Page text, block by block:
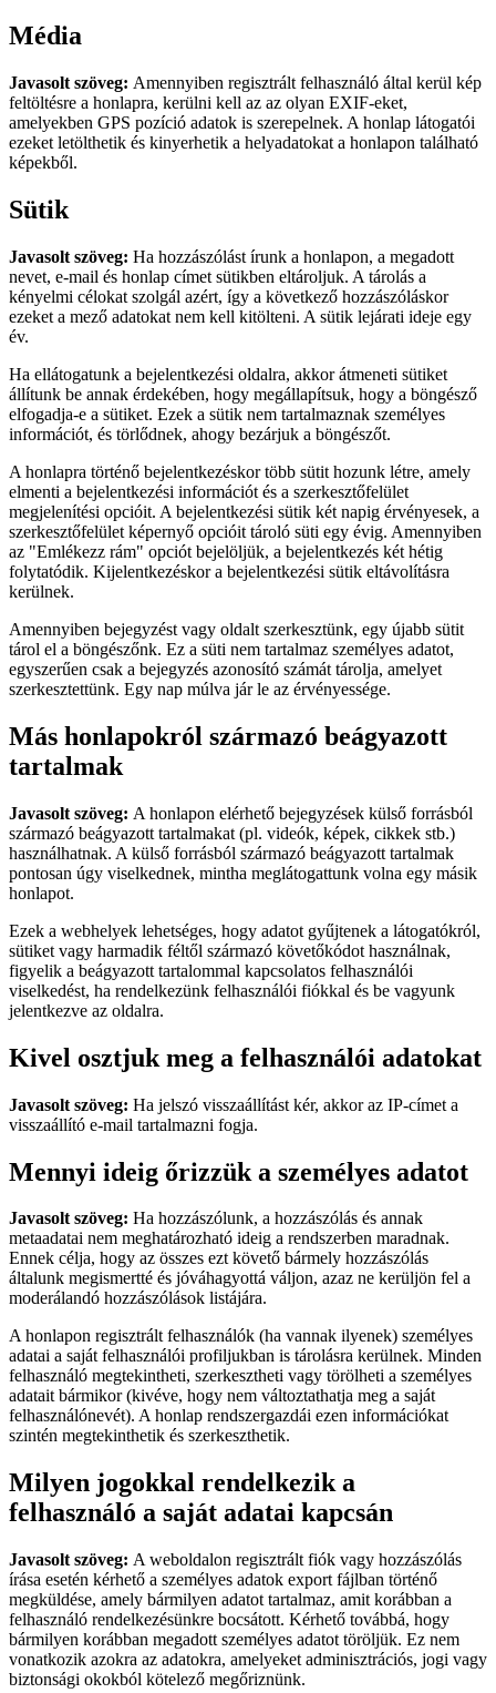
Média
Javasolt szöveg: Amennyiben regisztrált felhasználó által kerül kép
feltöltésre a honlapra, kerülni kell az az olyan EXIF-eket,
amelyekben GPS pozíció adatok is szerepelnek. A honlap látogatói
ezeket letölthetik és kinyerhetik a helyadatokat a honlapon található
képekből.
Sütik
Javasolt szöveg: Ha hozzászólást írunk a honlapon, a megadott
nevet, e-mail és honlap címet sütikben eltároljuk. A tárolás a
kényelmi célokat szolgál azért, így a következő hozzászóláskor
ezeket a mező adatokat nem kell kitölteni. A sütik lejárati ideje egy
év.
Ha ellátogatunk a bejelentkezési oldalra, akkor átmeneti sütiket
állítunk be annak érdekében, hogy megállapítsuk, hogy a böngésző
elfogadja-e a sütiket. Ezek a sütik nem tartalmaznak személyes
információt, és törlődnek, ahogy bezárjuk a böngészőt.
A honlapra történő bejelentkezéskor több sütit hozunk létre, amely
elmenti a bejelentkezési információt és a szerkesztőfelület
megjelenítési opcióit. A bejelentkezési sütik két napig érvényesek, a
szerkesztőfelület képernyő opcióit tároló süti egy évig. Amennyiben
az "Emlékezz rám" opciót bejelöljük, a bejelentkezés két hétig
folytatódik. Kijelentkezéskor a bejelentkezési sütik eltávolításra
kerülnek.
Amennyiben bejegyzést vagy oldalt szerkesztünk, egy újabb sütit
tárol el a böngészőnk. Ez a süti nem tartalmaz személyes adatot,
egyszerűen csak a bejegyzés azonosító számát tárolja, amelyet
szerkesztettünk. Egy nap múlva jár le az érvényessége.
Más honlapokról származó beágyazott
tartalmak
Javasolt szöveg: A honlapon elérhető bejegyzések külső forrásból
származó beágyazott tartalmakat (pl. videók, képek, cikkek stb.)
használhatnak. A külső forrásból származó beágyazott tartalmak
pontosan úgy viselkednek, mintha meglátogattunk volna egy másik
honlapot.
Ezek a webhelyek lehetséges, hogy adatot gyűjtenek a látogatókról,
sütiket vagy harmadik féltől származó követőkódot használnak,
figyelik a beágyazott tartalommal kapcsolatos felhasználói
viselkedést, ha rendelkezünk felhasználói fiókkal és be vagyunk
jelentkezve az oldalra.
Kivel osztjuk meg a felhasználói adatokat
Javasolt szöveg: Ha jelszó visszaállítást kér, akkor az IP-címet a
visszaállító e-mail tartalmazni fogja.
Mennyi ideig őrizzük a személyes adatot
Javasolt szöveg: Ha hozzászólunk, a hozzászólás és annak
metaadatai nem meghatározható ideig a rendszerben maradnak.
Ennek célja, hogy az összes ezt követő bármely hozzászólás
általunk megismertté és jóváhagyottá váljon, azaz ne kerüljön fel a
moderálandó hozzászólások listájára.
A honlapon regisztrált felhasználók (ha vannak ilyenek) személyes
adatai a saját felhasználói profiljukban is tárolásra kerülnek. Minden
felhasználó megtekintheti, szerkesztheti vagy törölheti a személyes
adatait bármikor (kivéve, hogy nem változtathatja meg a saját
felhasználónevét). A honlap rendszergazdái ezen információkat
szintén megtekinthetik és szerkeszthetik.
Milyen jogokkal rendelkezik a
felhasználó a saját adatai kapcsán
Javasolt szöveg: A weboldalon regisztrált fiók vagy hozzászólás
írása esetén kérhető a személyes adatok export fájlban történő
megküldése, amely bármilyen adatot tartalmaz, amit korábban a
felhasználó rendelkezésünkre bocsátott. Kérhető továbbá, hogy
bármilyen korábban megadott személyes adatot töröljük. Ez nem
vonatkozik azokra az adatokra, amelyeket adminisztrációs, jogi vagy
biztonsági okokból kötelező megőriznünk.